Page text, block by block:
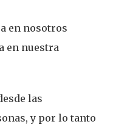
en nosotros
en nuestra
las
y por lo tanto